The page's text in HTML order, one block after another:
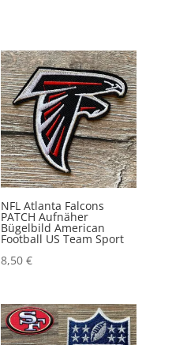
NFL Atlanta Falcons
PATCH Aufnäher
Bügelbild American
Football US Team Sport
8,50€